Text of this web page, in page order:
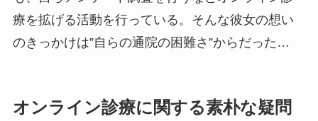
療を拡げる活動を行っている。そんな彼女の想い
のきっかけは”自らの通院の困難さ”からだった…
オンライン診療に関する素朴な疑問